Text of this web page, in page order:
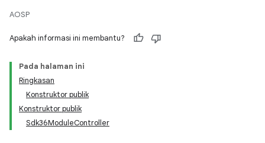
AOSP
Apakah informasi ini membantu?
Pada halaman ini
Ringkasan
Konstruktor publik
Konstruktor publik
Sdk36ModuleController